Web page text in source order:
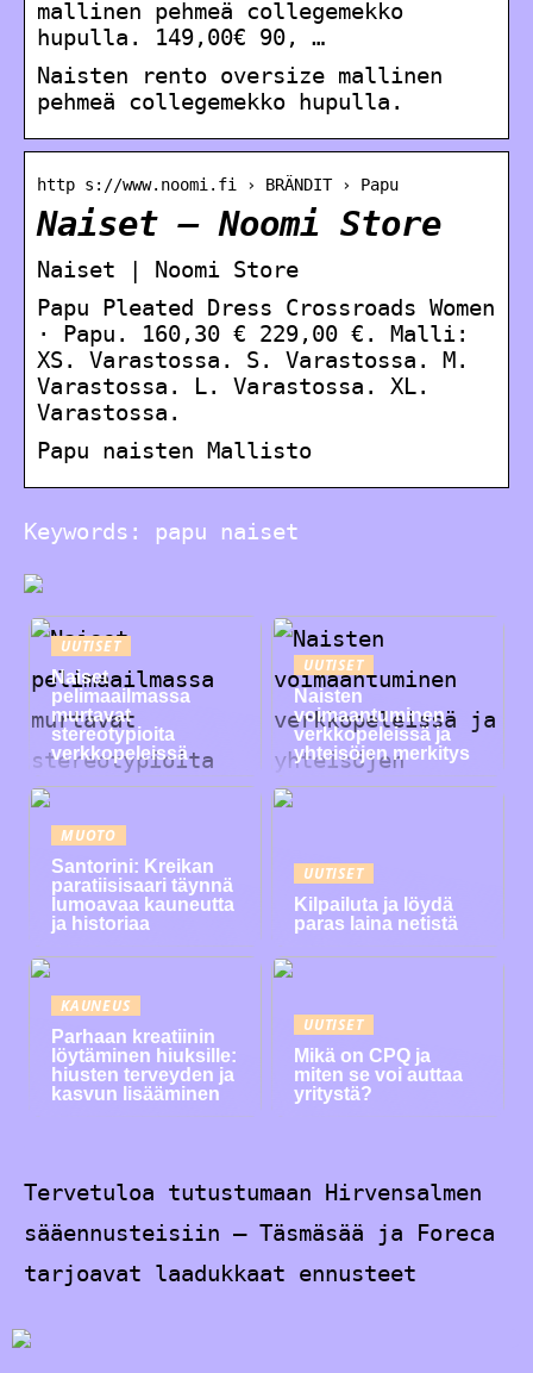
mallinen pehmeä collegemekko
hupulla. 149,00€ 90, …
Naisten rento oversize mallinen
pehmeä collegemekko hupulla.
http s://www.noomi.fi › BRÄNDIT › Papu
Naiset – Noomi Store
Naiset | Noomi Store
Papu Pleated Dress Crossroads Women
· Papu. 160,30 € 229,00 €. Malli:
XS. Varastossa. S. Varastossa. M.
Varastossa. L. Varastossa. XL.
Varastossa.
Papu naisten Mallisto
Keywords: papu naiset
UUTISET
Naiset
pelimaailmassa
murtavat
stereotypioita
verkkopeleissä
UUTISET
Naisten
voimaantuminen
verkkopeleissä ja
yhteisöjen merkitys
MUOTO
Santorini: Kreikan
paratiisisaari täynnä
lumoavaa kauneutta
ja historiaa
UUTISET
Kilpailuta ja löydä
paras laina netistä
KAUNEUS
Parhaan kreatiinin
löytäminen hiuksille:
hiusten terveyden ja
kasvun lisääminen
UUTISET
Mikä on CPQ ja
miten se voi auttaa
yritystä?
Tervetuloa tutustumaan Hirvensalmen
sääennusteisiin – Täsmäsää ja Foreca
tarjoavat laadukkaat ennusteet